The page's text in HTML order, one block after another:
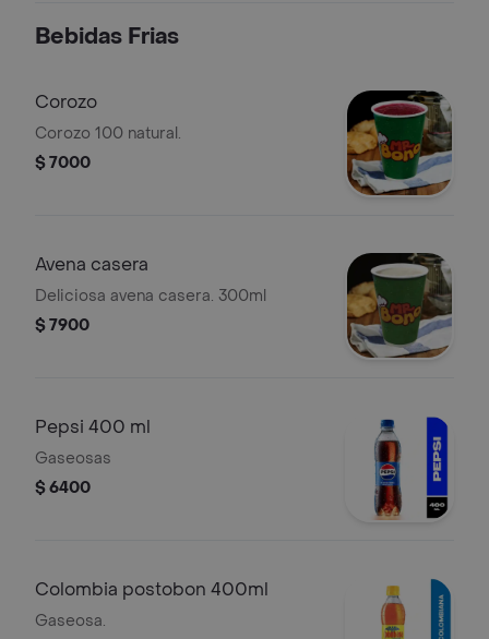
Bebidas Frias
Corozo
Corozo 100 natural.
$ 7000
Avena casera
Deliciosa avena casera. 300ml
$ 7900
Pepsi 400 ml
Gaseosas
$ 6400
Colombia postobon 400ml
Gaseosa.